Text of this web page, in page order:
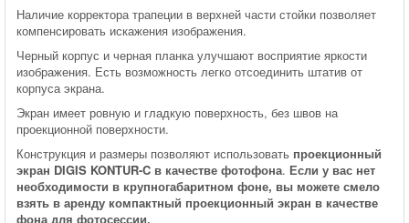
Наличие корректора трапеции в верхней части стойки позволяет
компенсировать искажения изображения.
Черный корпус и черная планка улучшают восприятие яркости
изображения. Есть возможность легко отсоединить штатив от
корпуса экрана.
Экран имеет ровную и гладкую поверхность, без швов на
проекционной поверхности.
Конструкция и размеры позволяют использовать проекционный
экран DIGIS KONTUR-C в качестве фотофона. Если у вас нет
необходимости в крупногабаритном фоне, вы можете смело
взять в аренду компактный проекционный экран в качестве
фона для фотосессии.